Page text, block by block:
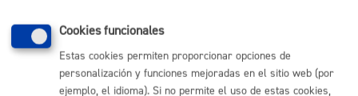
Relaciones con la ciudadanía
Cookies funcionales
Estas cookies permiten proporcionar opciones de
personalización y funciones mejoradas en el sitio web (por
ejemplo, el idioma). Si no permite el uso de estas cookies,